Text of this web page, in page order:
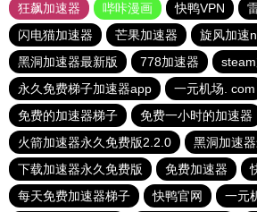
狂飙加速器
哔咔漫画 快鸭VPN
闪电猫加速器
芒果加速器 旋风加速
黑洞加速器最新版
778加速器
永久免费梯子加速器app
一元机场. com
免费的加速器梯子
免费一小时的加速器
火箭加速器永久免费版2.2.0
黑洞加速
下载加速器永久免费版
免费加速器
每天免费加速器梯子
快鸭官网 一元